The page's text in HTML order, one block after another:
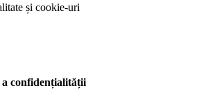
și cookie-uri
a confidențialității